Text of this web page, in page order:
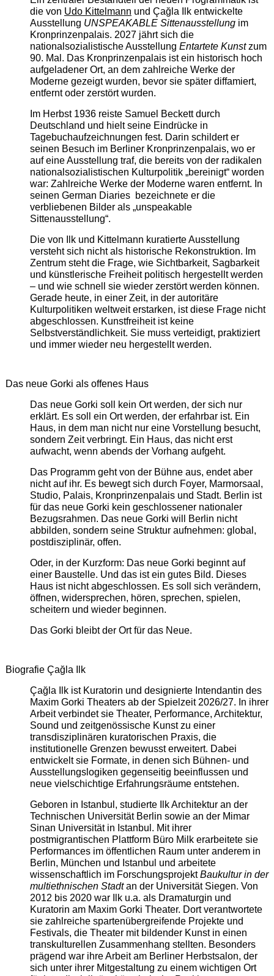
die von Udo Kittelmann und Çağla Ilk entwickelte
Ausstellung UNSPEAKABLE Sittenausstellungim
Kronprinzenpalais. 2027 jährt sich die
nationalsozialistische Ausstellung Entartete Kunstzum
90. Mal. Das Kronprinzenpalais ist ein historisch hoch
aufgeladener Ort, an dem zahlreiche Werke der
Moderne gezeigt wurden, bevor sie später diffamiert,
entfernt oder zerstört wurden.
Im Herbst 1936 reiste Samuel Beckett durch
Deutschland und hielt seine Eindrücke in
Tagebuchaufzeichnungen fest. Darin schildert er
seinen Besuch im Berliner Kronprinzenpalais, wo er
auf eine Ausstellung traf, die bereits von der radikalen
nationalsozialistischen Kulturpolitik „bereinigt“ worden
war: Zahlreiche Werke der Moderne waren entfernt. In
seinen German Diaries bezeichnete er die
verbliebenen Bilder als „unspeakable
Sittenausstellung“.
Die von Ilk und Kittelmann kuratierte Ausstellung
versteht sich nicht als historische Rekonstruktion. Im
Zentrum steht die Frage, wie Sichtbarkeit, Sagbarkeit
und künstlerische Freiheit politisch hergestellt werden
– und wie schnell sie wieder zerstört werden können.
Gerade heute, in einer Zeit, in der autoritäre
Kulturpolitiken weltweit erstarken, ist diese Frage nicht
abgeschlossen. Kunstfreiheit ist keine
Selbstverständlichkeit. Sie muss verteidigt, praktiziert
und immer wieder neu hergestellt werden.
Das neue Gorki als offenes Haus
Das neue Gorki soll kein Ort werden, der sich nur
erklärt. Es soll ein Ort werden, der erfahrbar ist. Ein
Haus, in dem man nicht nur eine Vorstellung besucht,
sondern Zeit verbringt. Ein Haus, das nicht erst
aufwacht, wenn abends der Vorhang aufgeht.
Das Programm geht von der Bühne aus, endet aber
nicht auf ihr. Es bewegt sich durch Foyer, Marmorsaal,
Studio, Palais, Kronprinzenpalais und Stadt. Berlin ist
für das neue Gorki kein geschlossener nationaler
Bezugsrahmen. Das neue Gorki will Berlin nicht
abbilden, sondern seine Struktur aufnehmen: global,
postdisziplinär, offen.
Oder, in der Kurzform: Das neue Gorki beginnt auf
einer Baustelle. Und das ist ein gutes Bild. Dieses
Haus ist nicht abgeschlossen. Es soll sich verändern,
öffnen, widersprechen, hören, sprechen, spielen,
scheitern und wieder beginnen.
Das Gorki bleibt der Ort für das Neue.
Biografie Çağla Ilk
Çağla Ilk ist Kuratorin und designierte Intendantin des
Maxim Gorki Theaters ab der Spielzeit 2026/27. In ihrer
Arbeit verbindet sie Theater, Performance, Architektur,
Sound und zeitgenössische Kunst zu einer
transdisziplinären kuratorischen Praxis, die
institutionelle Grenzen bewusst erweitert. Dabei
entwickelt sie Formate, in denen sich Bühnen- und
Ausstellungslogiken gegenseitig beeinflussen und
neue vielschichtige Erfahrungsräume entstehen.
Geboren in Istanbul, studierte Ilk Architektur an der
Technischen Universität Berlin sowie an der Mimar
Sinan Universität in Istanbul. Mit ihrer
postmigrantischen Plattform Büro Milk erarbeitete sie
Performances im öffentlichen Raum unter anderem in
Berlin, München und Istanbul und arbeitete
wissenschaftlich im ForschungsprojektBaukultur in der
multiethnischen Stadtan der Universität Siegen. Von
2012 bis 2020 war Ilk u.a. als Dramaturgin und
Kuratorin am Maxim Gorki Theater. Dort verantwortete
sie zahlreiche spartenübergreifende Projekte und
Festivals, die Theater mit bildender Kunst in einen
transkulturellen Zusammenhang stellten. Besonders
prägend war ihre Arbeit am Berliner Herbstsalon, der
sich unter ihrer Mitgestaltung zu einem wichtigen Ort